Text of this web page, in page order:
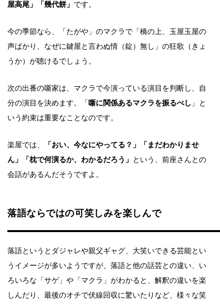
屋高尾」「幾代餅」 です。
今の季節なら、「たがや」のマクラで「橋の上、玉屋玉屋の
声ばかり、なぜに鍵屋と言わぬ情（錠）無し」の狂歌（きょ
うか）が聴けるでしょう。
次の出番の噺家は、マクラで今演っている演目を判断し、自
分の演目を決めます。「 噺に関係あるマクラを振るべし 」と
いう約束は重要なことなのです。
楽屋では、
「おい、今なにやってる？」「まだわかりませ
ん」「枕で何演るか、わかるだろう」
という、前座さんとの
会話があるんだそうですよ。
落語ならではの可笑しみを楽しんで
落語というとダジャレや親父ギャグ、大笑いできる芸能とい
うイメージが多いようですが、落語と他の話芸との違い、い
ろいろな「サゲ」や「マクラ」がわかると、解釈の違いを楽
しんだり、最後のオチで伏線回収に驚いたりなど、様々な笑